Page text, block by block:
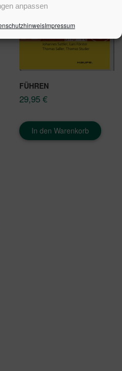
anpassen
Impressum
FÜHREN
29,95 €
In den Warenkorb